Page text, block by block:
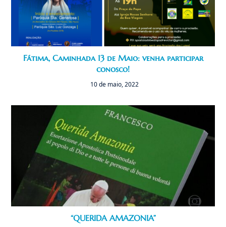
Fátima, Caminhada 13 de Maio: venha participar
conosco!
10 de maio, 2022
“QUERIDA AMAZONIA”